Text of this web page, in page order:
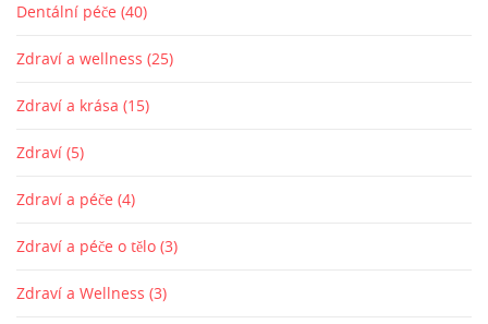
Dentální péče (40)
Zdraví a wellness (25)
Zdraví a krása (15)
Zdraví (5)
Zdraví a péče (4)
Zdraví a péče o tělo (3)
Zdraví a Wellness (3)